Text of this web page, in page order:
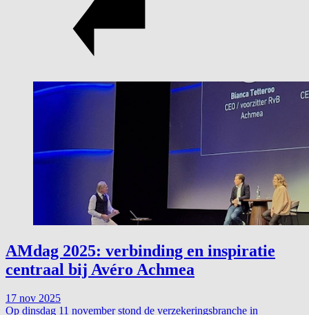
AMdag 2025: verbinding en inspiratie
centraal bij Avéro Achmea
17 nov 2025
Op dinsdag 11 november stond de verzekeringsbranche in